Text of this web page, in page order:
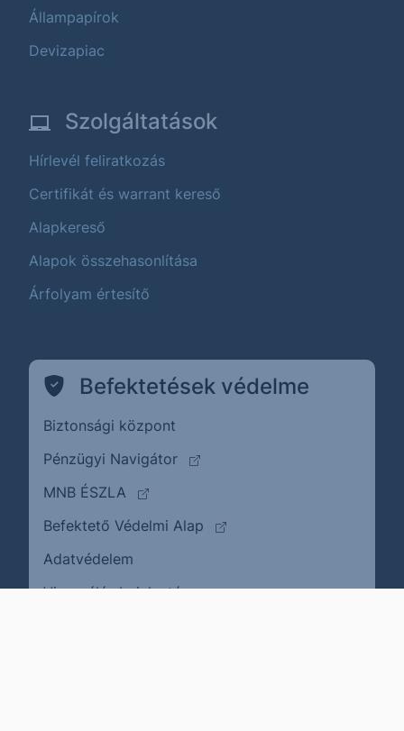
Állampapírok
Devizapiac
Szolgáltatások
Hírlevél feliratkozás
Certifikát és warrant kereső
Alapkereső
Alapok összehasonlítása
Árfolyam értesítő
Befektetések védelme
Biztonsági központ
Pénzügyi Navigátor
(külső oldalra ugrik)
MNB ÉSZLA
(külső oldalra ugrik)
Befektető Védelmi Alap
(külső oldalra ugrik)
Adatvédelem
Visszaélés bejelentése(külső oldalra ugrik)